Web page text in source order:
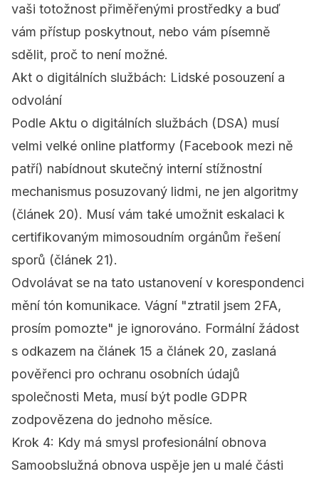
vaši totožnost přiměřenými prostředky a buď
vám přístup poskytnout, nebo vám písemně
sdělit, proč to není možné.
Akt o digitálních službách: Lidské posouzení a
odvolání
Podle Aktu o digitálních službách (DSA) musí
velmi velké online platformy (Facebook mezi ně
patří) nabídnout skutečný interní stížnostní
mechanismus posuzovaný lidmi, ne jen algoritmy
(článek 20). Musí vám také umožnit eskalaci k
certifikovaným mimosoudním orgánům řešení
sporů (článek 21).
Odvolávat se na tato ustanovení v korespondenci
mění tón komunikace. Vágní "ztratil jsem 2FA,
prosím pomozte" je ignorováno. Formální žádost
s odkazem na článek 15 a článek 20, zaslaná
pověřenci pro ochranu osobních údajů
společnosti Meta, musí být podle GDPR
zodpovězena do jednoho měsíce.
Krok 4: Kdy má smysl profesionální obnova
Samoobslužná obnova uspěje jen u malé části